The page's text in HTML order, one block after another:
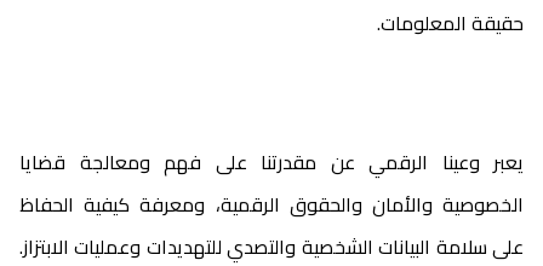
حقيقة المعلومات.
يعبر وعينا الرقمي عن مقدرتنا على فهم ومعالجة قضايا
الخصوصية والأمان والحقوق الرقمية، ومعرفة كيفية الحفاظ
على سلامة البيانات الشخصية والتصدي للتهديدات وعمليات الابتزاز.